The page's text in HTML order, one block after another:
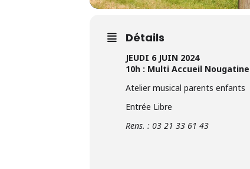
Détails
JEUDI 6 JUIN 2024
10h : Multi Accueil Nougatine
Atelier musical parents enfants
Entrée Libre
Rens. : 03 21 33 61 43